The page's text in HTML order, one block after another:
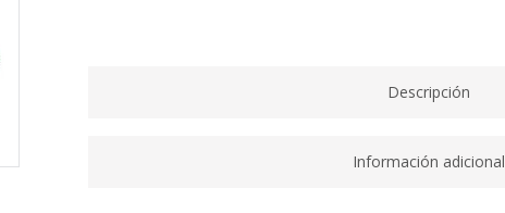
Descripción
Información adicional